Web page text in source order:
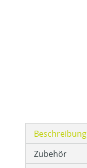
Beschreibung
Zubehör